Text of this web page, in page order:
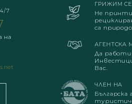
7
на
ГРИЖИМ
Не
са
АГЕНТСКА
Да
Вас.
ЧЛЕН НА
Българска